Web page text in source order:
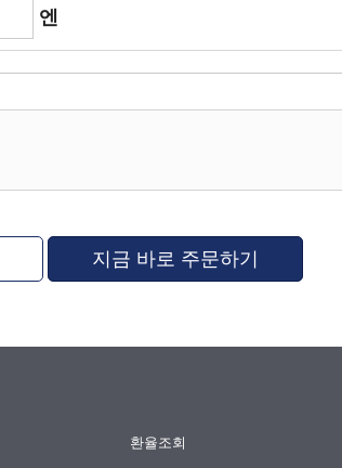
엔
지금 바로 주문하기
환율조회